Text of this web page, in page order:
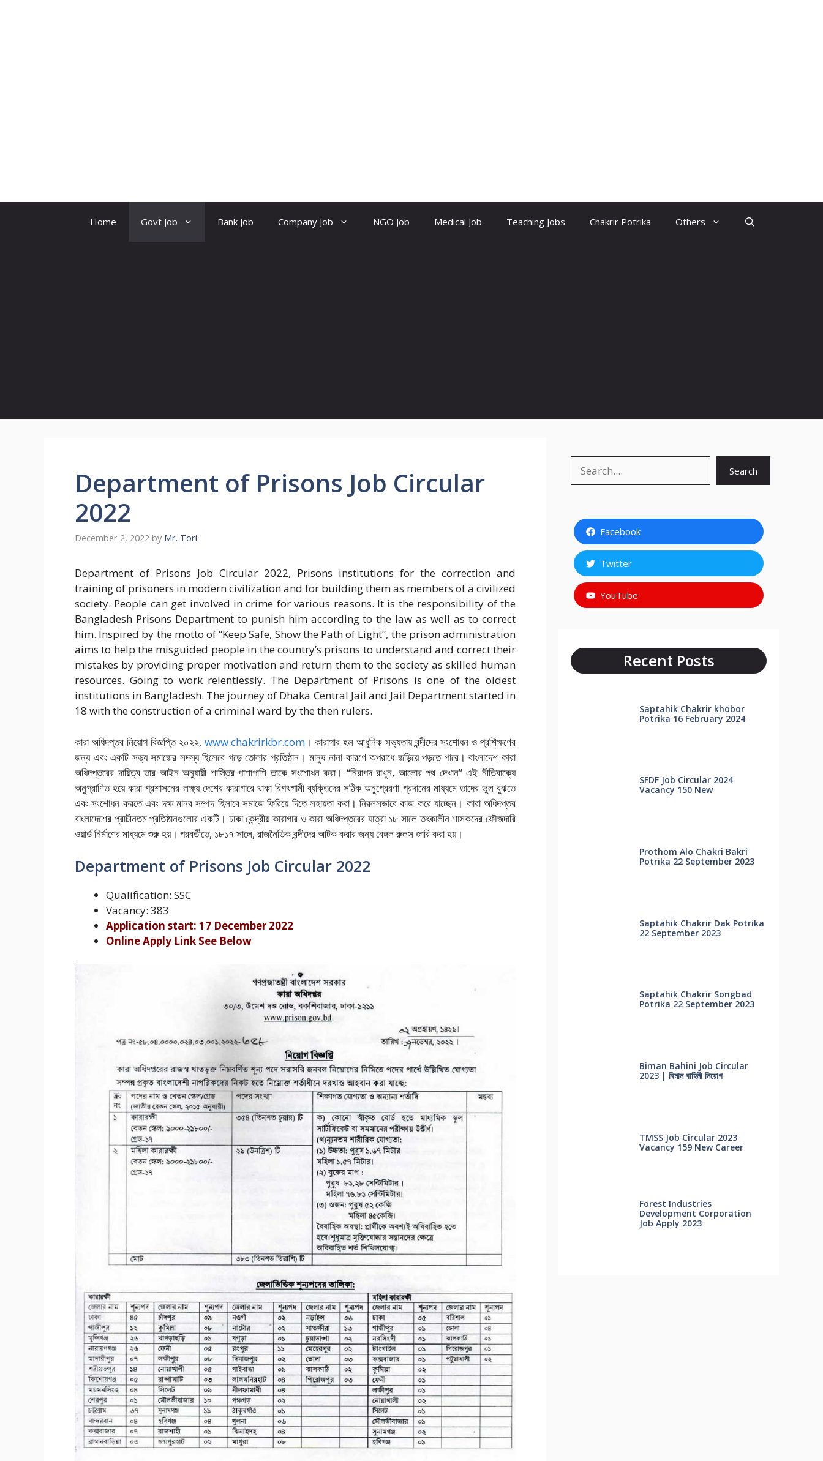
Home Govt Job Bank Job Company Job NGO Job Medical Job Teaching Jobs Chakrir Potrika Others
Department of Prisons Job Circular
2022
December 2, 2022 by Mr. Tori
Department of Prisons Job Circular 2022, Prisons institutions for the correction and
training of prisoners in modern civilization and for building them as members of a civilized
society. People can get involved in crime for various reasons. It is the responsibility of the
Bangladesh Prisons Department to punish him according to the law as well as to correct
him. Inspired by the motto of “Keep Safe, Show the Path of Light”, the prison administration
aims to help the misguided people in the country’s prisons to understand and correct their
mistakes by providing proper motivation and return them to the society as skilled human
resources. Going to work relentlessly. The Department of Prisons is one of the oldest
institutions in Bangladesh. The journey of Dhaka Central Jail and Jail Department started in
18 with the construction of a criminal ward by the then rulers.
কারা অধিদপ্তর নিয়োগ বিজ্ঞপ্তি ২০২২, www.chakrirkbr.com । কারাগার হল আধুনিক সভ্যতায় বন্দীদের সংশোধন ও প্রশিক্ষণের
জন্য এবং একটি সভ্য সমাজের সদস্য হিসেবে গড়ে তোলার প্রতিষ্ঠান। মানুষ নানা কারণে অপরাধে জড়িয়ে পড়তে পারে। বাংলাদেশ কারা
অধিদপ্তরের দায়িত্ব তার আইন অনুযায়ী শাস্তির পাশাপাশি তাকে সংশোধন করা। “নিরাপদ রাখুন, আলোর পথ দেখান” এই নীতিবাক্যে
অনুপ্রাণিত হয়ে কারা প্রশাসনের লক্ষ্য দেশের কারাগারে থাকা বিপথগামী ব্যক্তিদের সঠিক অনুপ্রেরণা প্রদানের মাধ্যমে তাদের ভুল বুঝতে
এবং সংশোধন করতে এবং দক্ষ মানব সম্পদ হিসাবে সমাজে ফিরিয়ে দিতে সহায়তা করা। নিরলসভাবে কাজ করে যাচ্ছেন। কারা অধিদপ্তর
বাংলাদেশের প্রাচীনতম প্রতিষ্ঠানগুলোর একটি। ঢাকা কেন্দ্রীয় কারাগার ও কারা অধিদপ্তরের যাত্রা ১৮ সালে তৎকালীন শাসকদের ফৌজদারি
ওয়ার্ড নির্মাণের মাধ্যমে শুরু হয়। পরবর্তীতে, ১৮১৭ সালে, রাজনৈতিক বন্দীদের আটক করার জন্য বেঙ্গল রুলস জারি করা হয়।
Department of Prisons Job Circular 2022
Qualification: SSC
Vacancy: 383
Application start: 17 December 2022
Online Apply Link See Below
Search
Facebook
Twitter
YouTube
Recent Posts
Saptahik Chakrir khobor
Potrika 16 February 2024
SFDF Job Circular 2024
Vacancy 150 New
Prothom Alo Chakri Bakri
Potrika 22 September 2023
Saptahik Chakrir Dak Potrika
22 ‍September 2023
Saptahik Chakrir Songbad
Potrika 22 September 2023
Biman Bahini Job Circular
2023 | বিমান বাহিনী নিয়োগ
TMSS Job Circular 2023
Vacancy 159 New Career
Forest Industries
Development Corporation
Job Apply 2023